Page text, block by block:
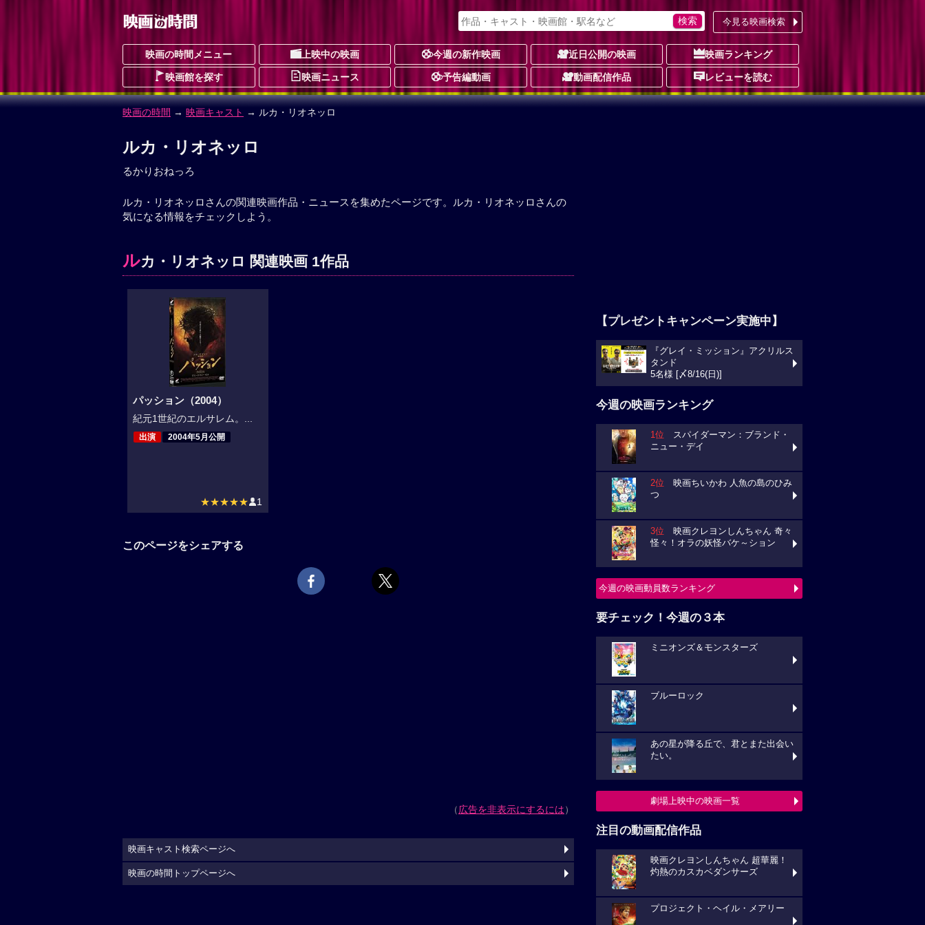
今見る映画検索
映画の時間メニュー 上映中の映画 今週の新作映画 近日公開の映画 映画ランキング
映画館を探す 映画ニュース 予告編動画 動画配信作品 レビューを読む
映画の時間 → 映画キャスト → ルカ・リオネッロ
ルカ・リオネッロ
るかりおねっろ
ルカ・リオネッロさんの関連映画作品・ニュースを集めたページです。ルカ・リオネッロさんの
気になる情報をチェックしよう。
ルカ・リオネッロ 関連映画 1作品
パッション（2004）
紀元1世紀のエルサレム。...
出演 2004年5月公開
★★★★★ 1
このページをシェアする
（広告を非表示にするには）
【プレゼントキャンペーン実施中】
『グレイ・ミッション』アクリルス
タンド
5名様 [〆8/16(日)]
今週の映画ランキング
1位 スパイダーマン：ブランド・
ニュー・デイ
2位 映画ちいかわ 人魚の島のひみ
つ
3位 映画クレヨンしんちゃん 奇々
怪々！オラの妖怪バケ～ション
今週の映画動員数ランキング
要チェック！今週の３本
ミニオンズ＆モンスターズ
ブルーロック
あの星が降る丘で、君とまた出会い
たい。
劇場上映中の映画一覧
注目の動画配信作品
映画クレヨンしんちゃん 超華麗！
灼熱のカスカベダンサーズ
プロジェクト・ヘイル・メアリー
映画キャスト検索ページへ
映画の時間トップページへ